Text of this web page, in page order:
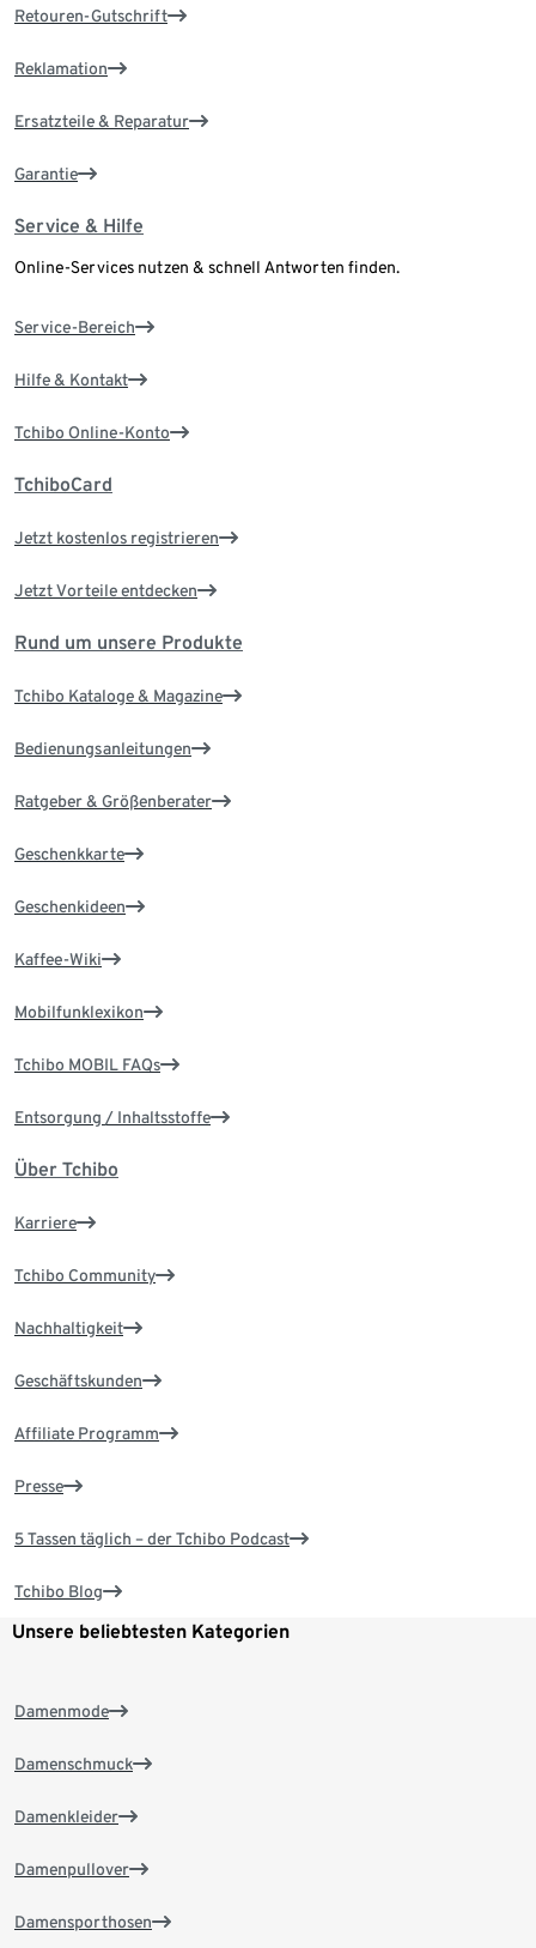
Retouren-Gutschrift
Reklamation
Ersatzteile & Reparatur
Garantie
Service & Hilfe
Online-Services nutzen & schnell Antworten finden.
Service-Bereich
Hilfe & Kontakt
Tchibo Online-Konto
TchiboCard
Jetzt kostenlos registrieren
Jetzt Vorteile entdecken
Rund um unsere Produkte
Tchibo Kataloge & Magazine
Bedienungsanleitungen
Ratgeber & Größenberater
Geschenkkarte
Geschenkideen
Kaffee-Wiki
Mobilfunklexikon
Tchibo MOBIL FAQs
Entsorgung / Inhaltsstoffe
Über Tchibo
Karriere
Tchibo Community
Nachhaltigkeit
Geschäftskunden
Affiliate Programm
Presse
5 Tassen täglich – der Tchibo Podcast
Tchibo Blog
Unsere beliebtesten Kategorien
Damenmode
Damenschmuck
Damenkleider
Damenpullover
Damensporthosen